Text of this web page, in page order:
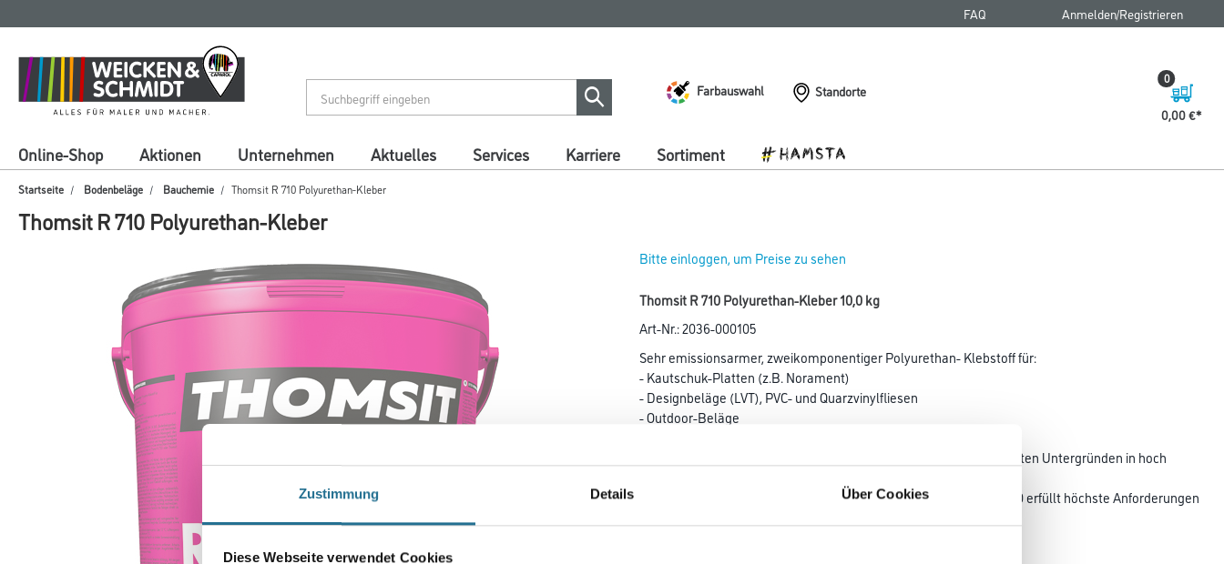
Zustimmung Details Über Cookies
Diese Webseite verwendet Cookies
springen
springen
FAQ Anmelden/Registrieren
Farbauswahl
Standorte
0,00 €
0
Online-Shop Aktionen Unternehmen Aktuelles Services Karriere Sortiment
Startseite Bodenbeläge Bauchemie Thomsit R 710 Polyurethan-Kleber
Thomsit R 710 Polyurethan-Kleber
Bitte einloggen, um Preise zu sehen
Thomsit R 710 Polyurethan-Kleber 10,0 kg
Art-Nr.:2036-000105
Sehr emissionsarmer, zweikomponentiger Polyurethan- Klebstoff für:
- Kautschuk-Platten (z.B. Norament)
- Designbeläge (LVT), PVC- und Quarzvinylfliesen
- Outdoor-Beläge
Styropor, Holzwerkstoffe und Bauplatten auf saugfähigen und dichten Untergründen in hoch
industriellen Bereichen. Innen und außen einsetzbar. Thomsit R 710 erfüllt höchste Anforderungen